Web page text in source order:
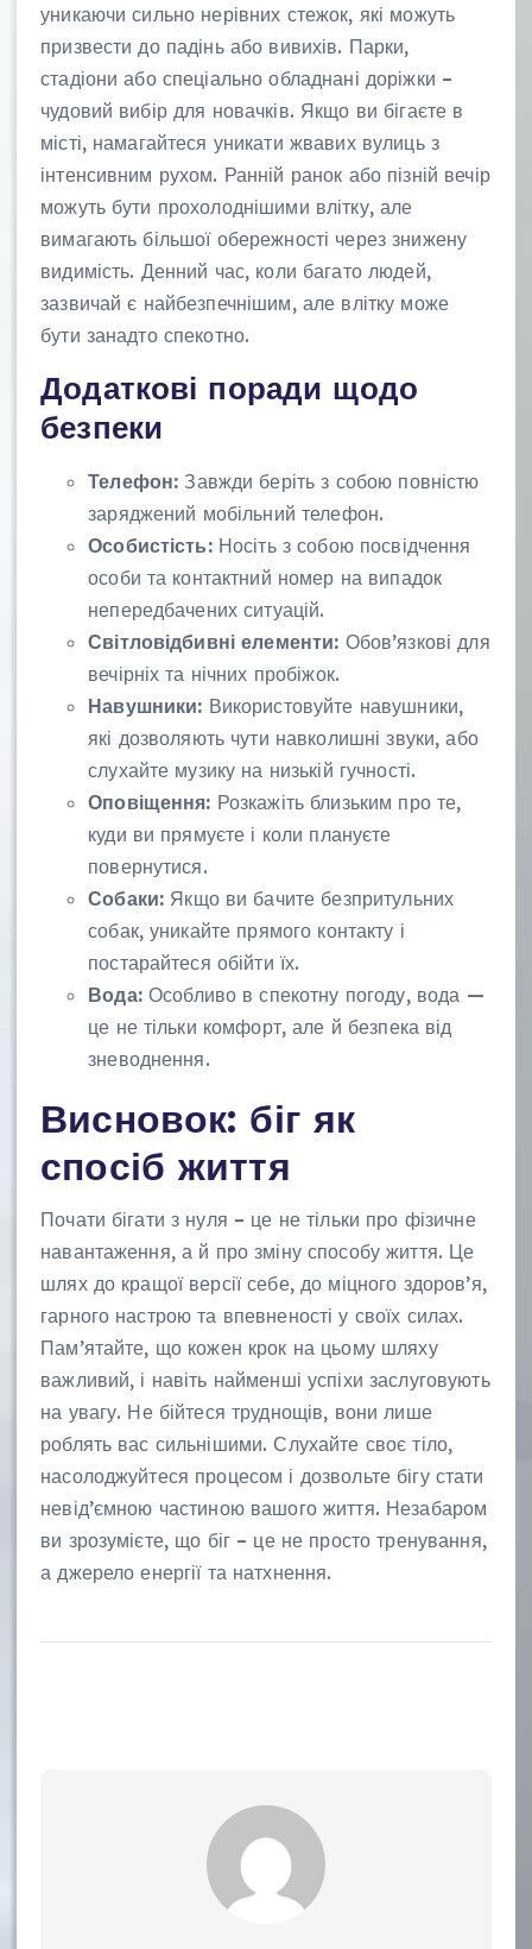
уникаючи сильно нерівних стежок, які можуть
призвести до падінь або вивихів. Парки,
стадіони або спеціально обладнані доріжки –
чудовий вибір для новачків. Якщо ви бігаєте в
місті, намагайтеся уникати жвавих вулиць з
інтенсивним рухом. Ранній ранок або пізній вечір
можуть бути прохолоднішими влітку, але
вимагають більшої обережності через знижену
видимість. Денний час, коли багато людей,
зазвичай є найбезпечнішим, але влітку може
бути занадто спекотно.
Додаткові поради щодо
безпеки
Телефон: Завжди беріть з собою повністю
заряджений мобільний телефон.
Особистість:Носіть з собою посвідчення
особи та контактний номер на випадок
непередбачених ситуацій.
Світловідбивні елементи: Обов’язкові для
вечірніх та нічних пробіжок.
Навушники: Використовуйте навушники,
які дозволяють чути навколишні звуки, або
слухайте музику на низькій гучності.
Оповіщення: Розкажіть близьким про те,
куди ви прямуєте і коли плануєте
повернутися.
Собаки: Якщо ви бачите безпритульних
собак, уникайте прямого контакту і
постарайтеся обійти їх.
Вода:Особливо в спекотну погоду, вода —
це не тільки комфорт, але й безпека від
зневоднення.
Висновок: біг як
спосіб життя
Почати бігати з нуля – це не тільки про фізичне
навантаження, а й про зміну способу життя. Це
шлях до кращої версії себе, до міцного здоров’я,
гарного настрою та впевненості у своїх силах.
Пам’ятайте, що кожен крок на цьому шляху
важливий, і навіть найменші успіхи заслуговують
на увагу. Не бійтеся труднощів, вони лише
роблять вас сильнішими. Слухайте своє тіло,
насолоджуйтеся процесом і дозвольте бігу стати
невід’ємною частиною вашого життя. Незабаром
ви зрозумієте, що біг – це не просто тренування,
а джерело енергії та натхнення.